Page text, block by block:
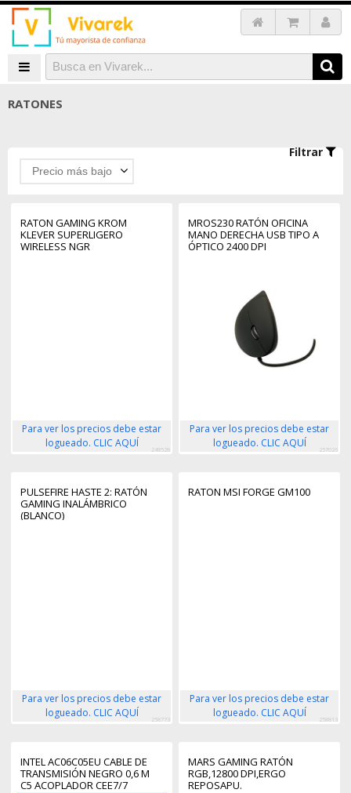
RATONES
Filtrar
Precio más bajo
RATON GAMING KROM
KLEVER SUPERLIGERO
WIRELESS NGR
Para ver los precios debe estar
logueado. CLIC AQUÍ
249528
MROS230 RATÓN OFICINA
MANO DERECHA USB TIPO A
ÓPTICO 2400 DPI
Para ver los precios debe estar
logueado. CLIC AQUÍ
257026
PULSEFIRE HASTE 2: RATÓN
GAMING INALÁMBRICO
(BLANCO)
Para ver los precios debe estar
logueado. CLIC AQUÍ
258773
RATON MSI FORGE GM100
Para ver los precios debe estar
logueado. CLIC AQUÍ
258813
INTEL AC06C05EU CABLE DE
TRANSMISIÓN NEGRO 0,6 M
C5 ACOPLADOR CEE7/7
MARS GAMING RATÓN
RGB,12800 DPI,ERGO
REPOSAPU.